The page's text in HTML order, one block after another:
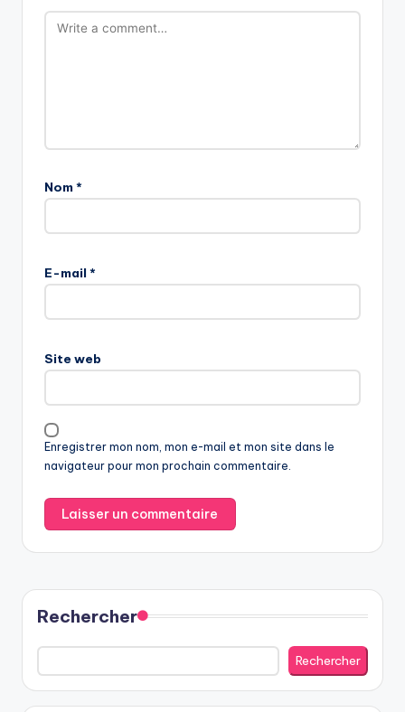
Nom *
E-mail *
Site web
Enregistrer mon nom, mon e-mail et mon site dans le
navigateur pour mon prochain commentaire.
Rechercher
Rechercher